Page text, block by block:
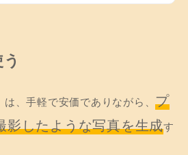
は、手軽で安価でありながら、プ
影したような写真を生成す